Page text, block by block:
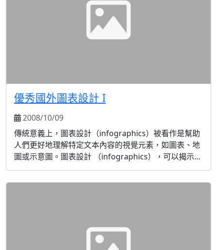
優秀國外圖表設計 I
2008/10/09
傳統意義上，圖表設計（infographics）被看作是幫助
人們更好地理解特定文本內容的視覺元素，如圖表、地
圖或示意圖。圖表設計 （infographics），可以揭示、
解釋並闡明那些隱含的、複雜的和含糊的資訊。但構造
這樣的直觀呈現卻不僅僅是把字裡行間所表述的直接轉